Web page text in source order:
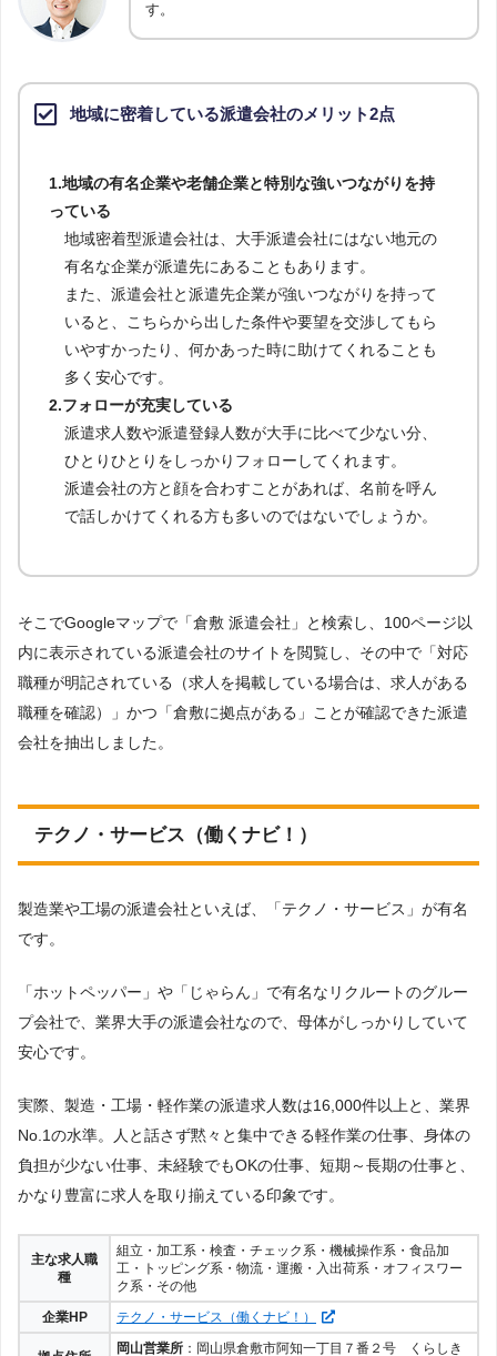
す。
地域に密着している派遣会社のメリット2点
1.地域の有名企業や老舗企業と特別な強いつながりを持
っている
地域密着型派遣会社は、大手派遣会社にはない地元の
有名な企業が派遣先にあることもあります。
また、派遣会社と派遣先企業が強いつながりを持って
いると、こちらから出した条件や要望を交渉してもら
いやすかったり、何かあった時に助けてくれることも
多く安心です。
2.フォローが充実している
派遣求人数や派遣登録人数が大手に比べて少ない分、
ひとりひとりをしっかりフォローしてくれます。
派遣会社の方と顔を合わすことがあれば、名前を呼ん
で話しかけてくれる方も多いのではないでしょうか。
そこでGoogleマップで「倉敷 派遣会社」と検索し、100ページ以
内に表示されている派遣会社のサイトを閲覧し、その中で「対応
職種が明記されている（求人を掲載している場合は、求人がある
職種を確認）」かつ「倉敷に拠点がある」ことが確認できた派遣
会社を抽出しました。
テクノ・サービス（働くナビ！）
製造業や工場の派遣会社といえば、「テクノ・サービス」が有名
です。
「ホットペッパー」や「じゃらん」で有名なリクルートのグルー
プ会社で、業界大手の派遣会社なので、母体がしっかりしていて
安心です。
実際、製造・工場・軽作業の派遣求人数は16,000件以上と、業界
No.1の水準。人と話さず黙々と集中できる軽作業の仕事、身体の
負担が少ない仕事、未経験でもOKの仕事、短期～長期の仕事と、
かなり豊富に求人を取り揃えている印象です。
主な求人職
種
組立・加工系・検査・チェック系・機械操作系・食品加
工・トッピング系・物流・運搬・入出荷系・オフィスワー
ク系・その他
企業HP
テクノ・サービス（働くナビ！）
岡山営業所 ：岡山県倉敷市阿知一丁目７番２号 くらしき